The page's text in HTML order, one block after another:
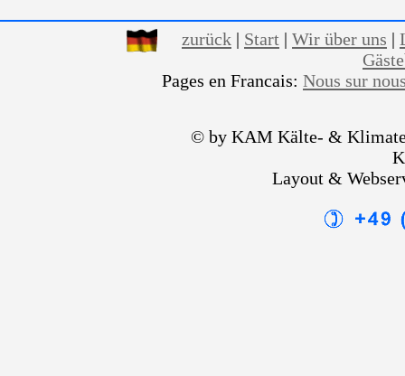
zurück | Start | Wir über uns |
Pages en Francais: Nous sur
© by KAM Kälte- &
Layout &